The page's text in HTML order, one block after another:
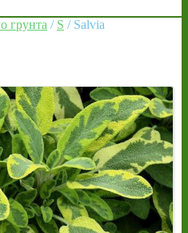
грунта / S / Salvia